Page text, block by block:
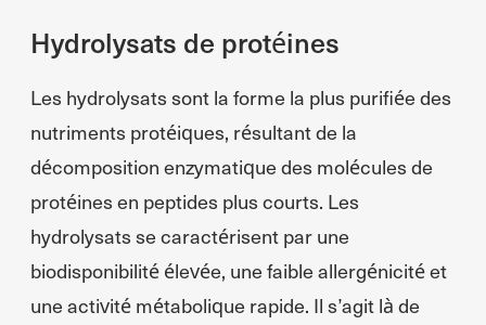
Hydrolysats de protéines
Les hydrolysats sont la forme la plus purifiée des
nutriments protéiques, résultant de la
décomposition enzymatique des molécules de
protéines en peptides plus courts. Les
hydrolysats se caractérisent par une
biodisponibilité élevée, une faible allergénicité et
une activité métabolique rapide. Il s’agit là de